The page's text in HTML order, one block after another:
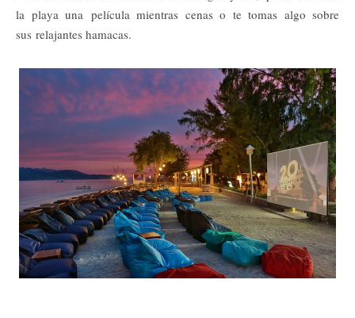
la playa una película mientras cenas o te tomas algo sobre
sus relajantes hamacas.